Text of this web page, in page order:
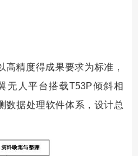
高精度得成果要求为标准，
无人平台搭载T53P倾斜相
数据处理软件体系，设计总